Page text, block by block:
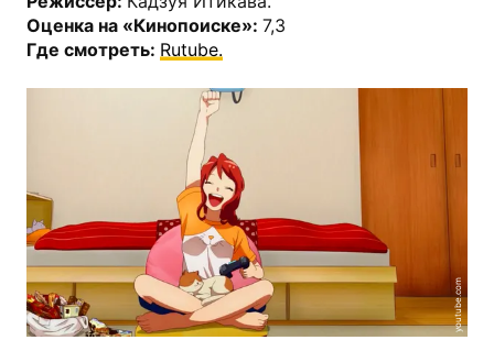
Оценка на «Кинопоиске»: 7,3
Где смотреть: Rutube.
youtube.com